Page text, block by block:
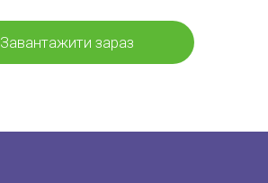
Завантажити зараз